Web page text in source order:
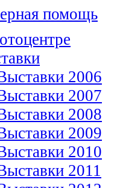
помощь
2006
2007
2008
2009
2010
2011